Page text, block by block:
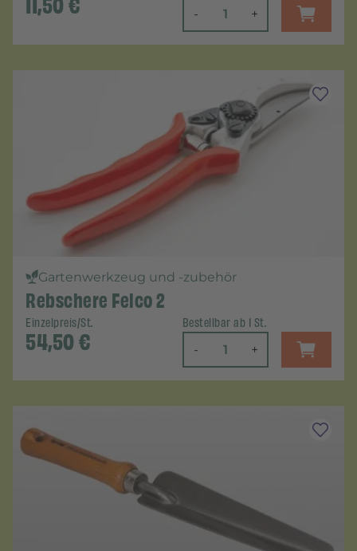
- +
Gartenwerkzeug und -zubehör
Rebschere Felco 2
Einzelpreis/St.
54,50€
Bestellbar ab 1 St.
- +